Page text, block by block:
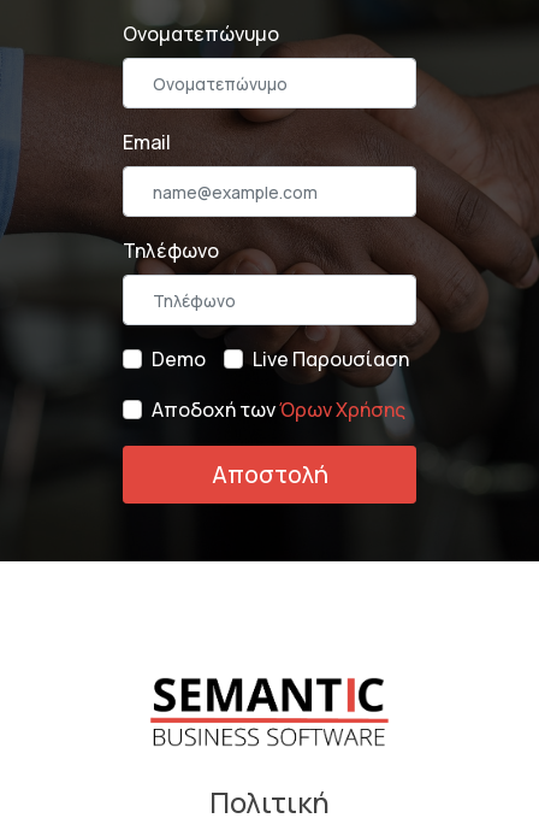
Ονοματεπώνυμο
Email
Τηλέφωνο
Demo
Live Παρουσίαση
Αποδοχή τωνΌρων Χρήσης
Αποστολή
Πολιτική